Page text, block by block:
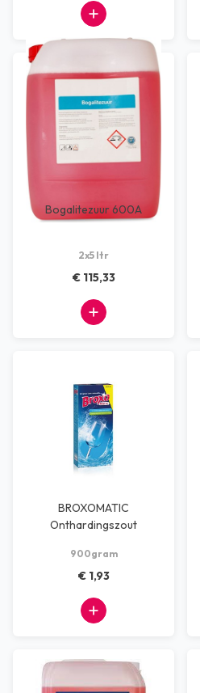
Bogalitezuur 600A
2x5 ltr
€ 115,33
BROXOMATIC
Onthardingszout
900gram
€ 1,93